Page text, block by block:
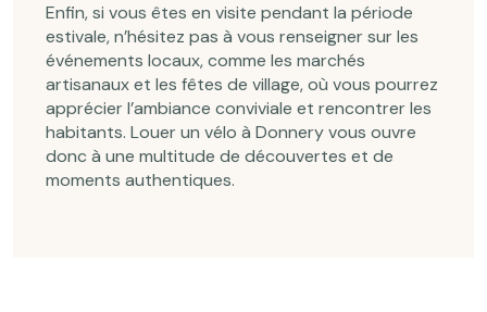
Enfin, si vous êtes en visite pendant la période
estivale, n’hésitez pas à vous renseigner sur les
événements locaux, comme les marchés
artisanaux et les fêtes de village, où vous pourrez
apprécier l’ambiance conviviale et rencontrer les
habitants. Louer un vélo à Donnery vous ouvre
donc à une multitude de découvertes et de
moments authentiques.